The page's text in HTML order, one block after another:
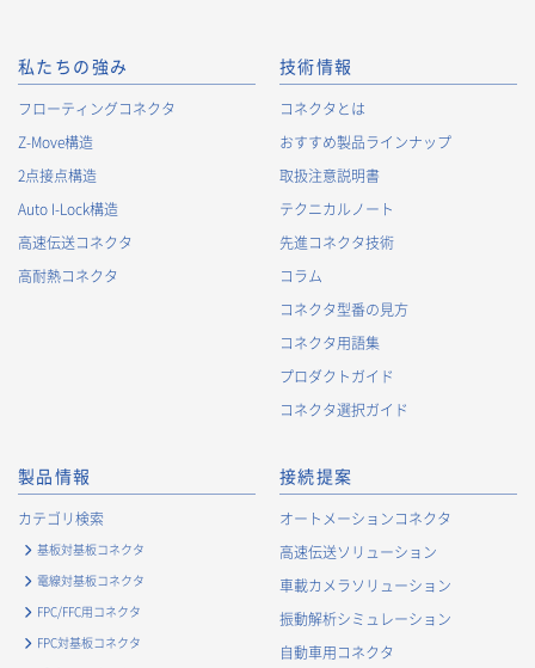
私たちの強み
フローティングコネクタ
Z-Move構造
2点接点構造
Auto I-Lock構造
高速伝送コネクタ
高耐熱コネクタ
技術情報
コネクタとは
おすすめ製品ラインナップ
取扱注意説明書
テクニカルノート
先進コネクタ技術
コラム
コネクタ型番の見方
コネクタ用語集
プロダクトガイド
コネクタ選択ガイド
製品情報
カテゴリ検索
基板対基板コネクタ
電線対基板コネクタ
FPC/FFC用コネクタ
FPC対基板コネクタ
接続提案
オートメーションコネクタ
高速伝送ソリューション
車載カメラソリューション
振動解析シミュレーション
自動車用コネクタ